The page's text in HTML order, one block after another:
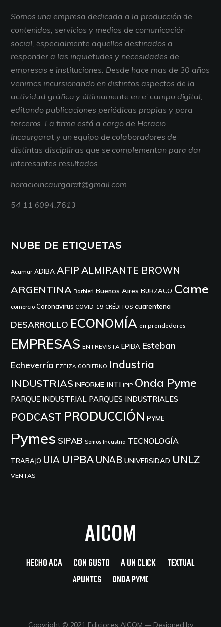
Somos una empresa dedicada a la producción de
contenidos, servicios y medios de comunicación
social, especialmente aquellos destinados a
responder a las inquietudes y necesidades de
empresas e instituciones. Desde hace mas de 30 años
venimos incursionando en distintos aspectos de la
actividad gráfica y últimamente en el campo digital,
editando publicaciones periódicas propias y para
terceros. La firma está a cargo de Horacio
Incaurgarat y un equipo de colaboradores de
distintas disciplinas que se complementan para dar
interesantes resultados.
horacioincaurgarat@gmail.com
54 11 6094.7613
NUBE DE ETIQUETAS
Acumar ADIBA AFIP ALMIRANTE BROWN
ARGENTINA Barbieri Buenos Aires BURZACO Came
comercio Coronavirus COVID-19 CRÉDITOS cuarentena
DESARROLLO ECONOMÍA emprendedores
EMPRESAS ENTREVISTA EPIBA Esteban
Echeverría EZEIZA GOBIERNO Industria
INDUSTRIAS INFORME INTI IPIP Onda Pyme
PARQUE INDUSTRIAL PARQUES INDUSTRIALES
PODCAST PRODUCCIÓN PYME
Pymes SIPAB Somos Industria TECNOLOGÍA
TRABAJO UIA UIPBA UNAB UNIVERSIDAD UNLZ
VENTAS
AICOM
HECHO ACA CON GUSTO A UN CLICK
TEXTUAL
APUNTES
ONDA PYME
Copyright © 2021 Ediciones AICOM — Designed by